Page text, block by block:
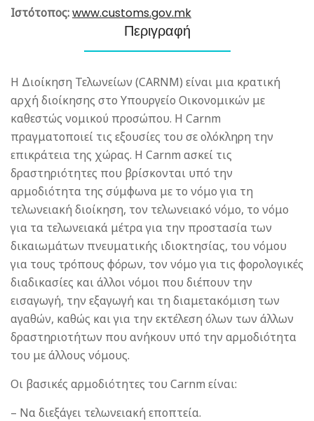
Ιστότοπος:www.customs.gov.mk
Περιγραφή
Η Διοίκηση Τελωνείων (CARNM) είναι μια κρατική
αρχή διοίκησης στο Υπουργείο Οικονομικών με
καθεστώς νομικού προσώπου. Η Carnm
πραγματοποιεί τις εξουσίες του σε ολόκληρη την
επικράτεια της χώρας. Η Carnm ασκεί τις
δραστηριότητες που βρίσκονται υπό την
αρμοδιότητα της σύμφωνα με το νόμο για τη
τελωνειακή διοίκηση, τον τελωνειακό νόμο, το νόμο
για τα τελωνειακά μέτρα για την προστασία των
δικαιωμάτων πνευματικής ιδιοκτησίας, του νόμου
για τους τρόπους φόρων, τον νόμο για τις φορολογικές
διαδικασίες και άλλοι νόμοι που διέπουν την
εισαγωγή, την εξαγωγή και τη διαμετακόμιση των
αγαθών, καθώς και για την εκτέλεση όλων των άλλων
δραστηριοτήτων που ανήκουν υπό την αρμοδιότητα
του με άλλους νόμους.
Οι βασικές αρμοδιότητες του Carnm είναι:
– Να διεξάγει τελωνειακή εποπτεία.